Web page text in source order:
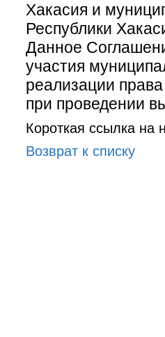
Хакасия и
Республики
Данное
участия
реализации
при проведении
Короткая ссылка на
Возврат к списку